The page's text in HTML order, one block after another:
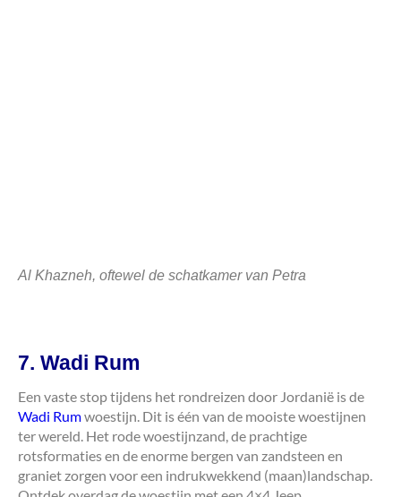
Al Khazneh, oftewel de schatkamer van Petra
7. Wadi Rum
Een vaste stop tijdens het rondreizen door Jordanië is de
Wadi Rumwoestijn. Dit is één van de mooiste woestijnen
ter wereld. Het rode woestijnzand, de prachtige
rotsformaties en de enorme bergen van zandsteen en
graniet zorgen voor een indrukwekkend (maan)landschap.